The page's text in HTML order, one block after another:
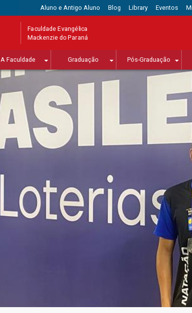
Aluno e Antigo Aluno Blog Library Eventos
Faculdade Evangélica
Mackenzie do Paraná
A Faculdade Graduação Pós-Graduação